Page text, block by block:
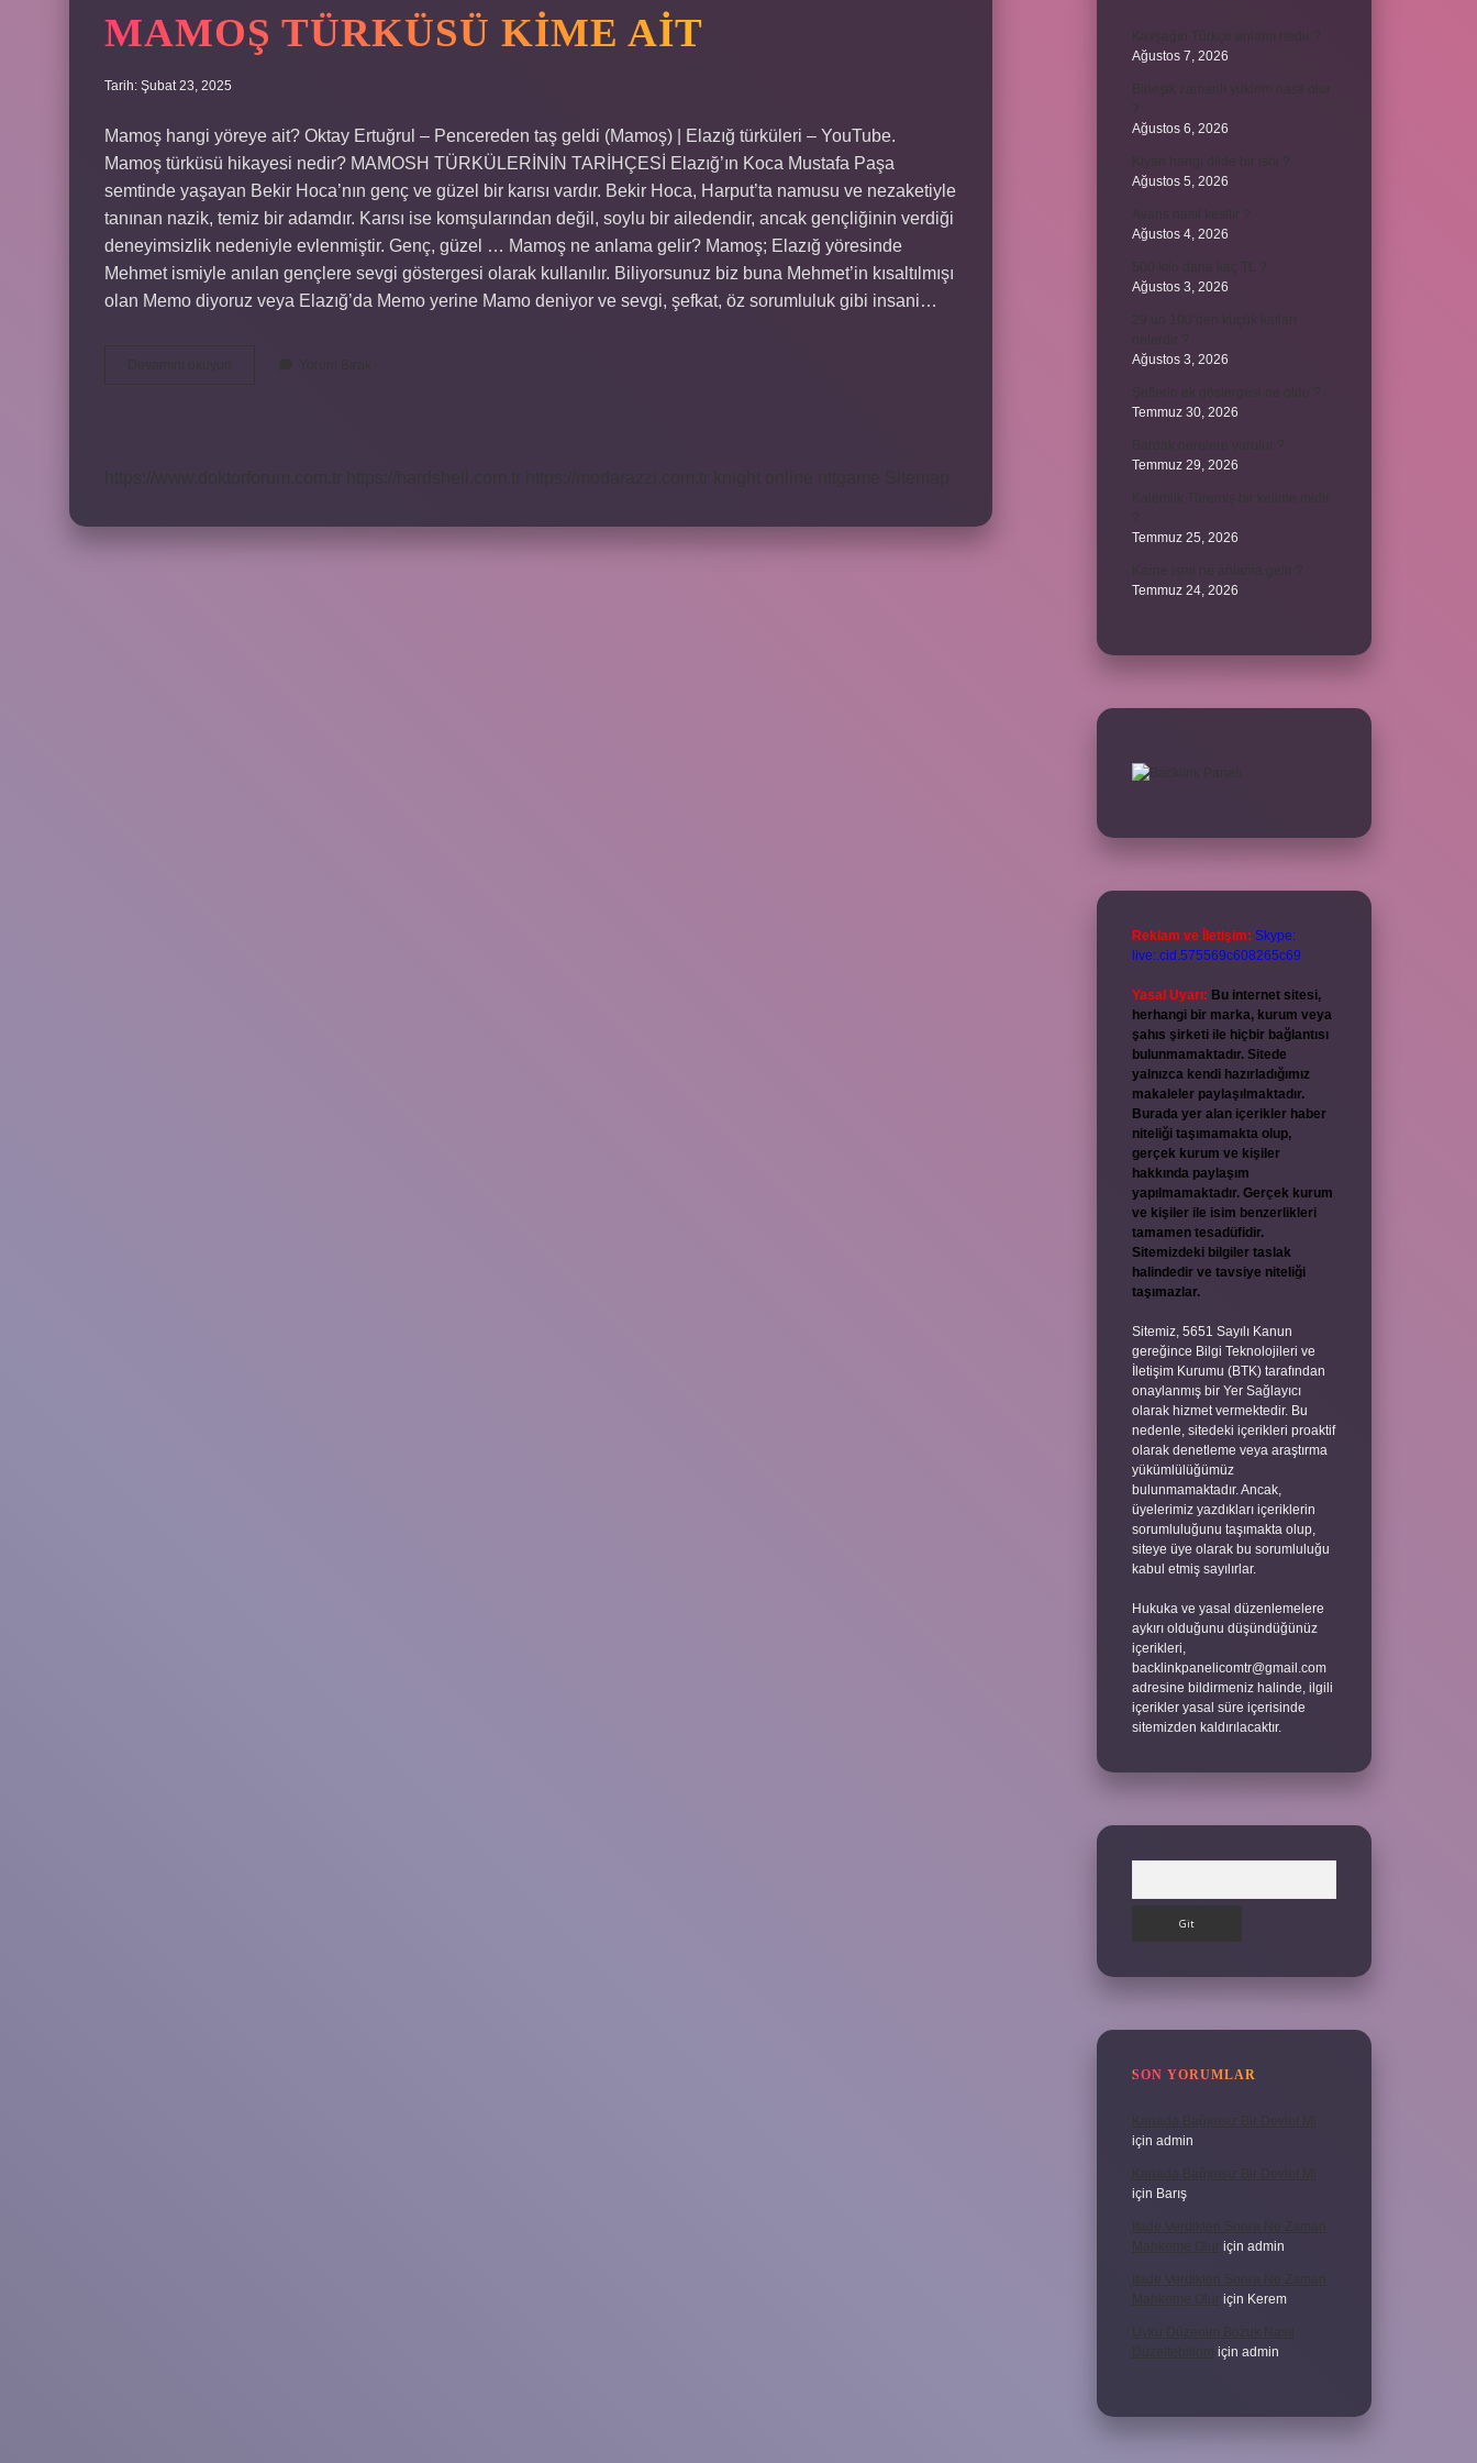
MAMOŞ TÜRKÜSÜ KIME AIT
Tarih: Şubat 23, 2025
Mamoş hangi yöreye ait? Oktay Ertuğrul – Pencereden taş geldi (Mamoş) | Elazığ türküleri – YouTube.
Mamoş türküsü hikayesi nedir? MAMOSH TÜRKÜLERİNİN TARİHÇESİ Elazığ’ın Koca Mustafa Paşa
semtinde yaşayan Bekir Hoca’nın genç ve güzel bir karısı vardır. Bekir Hoca, Harput’ta namusu ve nezaketiyle
tanınan nazik, temiz bir adamdır. Karısı ise komşularından değil, soylu bir ailedendir, ancak gençliğinin verdiği
deneyimsizlik nedeniyle evlenmiştir. Genç, güzel … Mamoş ne anlama gelir? Mamoş; Elazığ yöresinde
Mehmet ismiyle anılan gençlere sevgi göstergesi olarak kullanılır. Biliyorsunuz biz buna Mehmet’in kısaltılmışı
olan Memo diyoruz veya Elazığ’da Memo yerine Mamo deniyor ve sevgi, şefkat, öz sorumluluk gibi insani…
Ağustos 7, 2026
Ağustos 6, 2026
Ağustos 5, 2026
Ağustos 4, 2026
Ağustos 3, 2026
Ağustos 3, 2026
Temmuz 30, 2026
Temmuz 29, 2026
Temmuz 25, 2026
Temmuz 24, 2026
Reklam ve İletişim: Skype:
live:.cid.575569c608265c69
Yasal Uyarı: Bu internet sitesi,
herhangi bir marka, kurum veya
şahıs şirketi ile hiçbir bağlantısı
bulunmamaktadır. Sitede
yalnızca kendi hazırladığımız
makaleler paylaşılmaktadır.
Burada yer alan içerikler haber
niteliği taşımamakta olup,
gerçek kurum ve kişiler
hakkında paylaşım
yapılmamaktadır. Gerçek kurum
ve kişiler ile isim benzerlikleri
tamamen tesadüfidir.
Sitemizdeki bilgiler taslak
halindedir ve tavsiye niteliği
taşımazlar.
Sitemiz, 5651 Sayılı Kanun
gereğince Bilgi Teknolojileri ve
İletişim Kurumu (BTK) tarafından
onaylanmış bir Yer Sağlayıcı
olarak hizmet vermektedir. Bu
nedenle, sitedeki içerikleri proaktif
olarak denetleme veya araştırma
yükümlülüğümüz
bulunmamaktadır. Ancak,
üyelerimiz yazdıkları içeriklerin
sorumluluğunu taşımakta olup,
siteye üye olarak bu sorumluluğu
kabul etmiş sayılırlar.
Hukuka ve yasal düzenlemelere
aykırı olduğunu düşündüğünüz
içerikleri,
backlinkpanelicomtr@gmail.com
adresine bildirmeniz halinde, ilgili
içerikler yasal süre içerisinde
sitemizden kaldırılacaktır.
SON YORUMLAR
Kanada Bağımsız Bir Devlet Mi
için admin
Kanada Bağımsız Bir Devlet Mi
için Barış
Ifade Verdikten Sonra Ne Zaman
Mahkeme Olur için admin
Ifade Verdikten Sonra Ne Zaman
Mahkeme Olur için Kerem
Uyku Düzenim Bozuk Nasıl
Düzeltebilirim
için admin